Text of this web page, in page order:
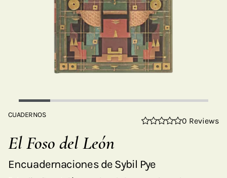
CUADERNOS
0 Reviews
El Foso del León
Encuadernaciones de Sybil Pye